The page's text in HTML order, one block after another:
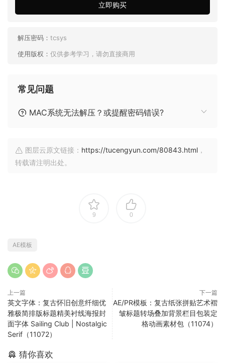
立即购买
解压密码： tcsys
使用版权： 仅供参考学习，请勿直接商用
常见问题
MAC系统无法解压？或提醒密码错误?
图层云原文链接： https://tucengyun.com/80843.html ，
转载请注明出处。
9 0
AE模板
上一篇
英文字体：复古怀旧创意纤细优
雅极简排版标题精美衬线海报封
面字体 Sailing Club | Nostalgic
Serif（11072）
下一篇
AE/PR模板：复古纸张拼贴艺术褶
皱标题转场叠加背景栏目包装定
格动画素材包（11074）
猜你喜欢